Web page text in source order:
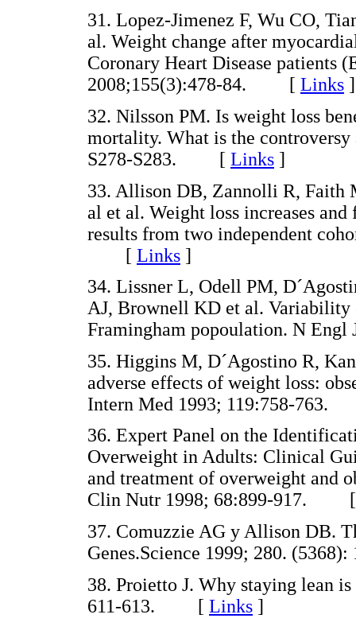
31. Lopez-Jimenez F, Wu CO,
al. Weight change after
Coronary Heart Disease patients
2008;155(3):478-84. [ Links ]
32. Nilsson PM. Is weight loss
mortality. What is the controversy
S278-S283. [ Links ]
33. Allison DB, Zannolli R, Faith
al et al. Weight loss increases
results from two independent
[ Links ]
34. Lissner L, Odell PM,
AJ, Brownell KD et al. Variability
Framingham popoulation. N
35. Higgins M, D´Agostino R,
adverse effects of weight loss:
Intern Med 1993; 119:758-
36. Expert Panel on the
Overweight in Adults: Clinical
and treatment of overweight and
Clin Nutr 1998; 68:899-917.
37. Comuzzie AG y Allison DB.
Genes.Science 1999; 280.
38. Proietto J. Why staying lean
611-613. [ Links ]